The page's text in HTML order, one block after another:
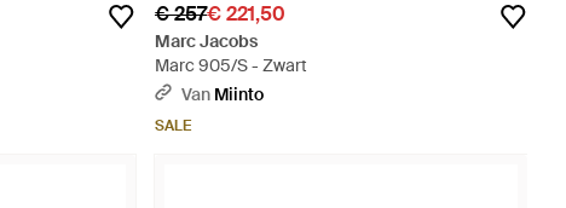
€ 257€ 221,50
Marc Jacobs
Marc 905/S - Zwart
Van Miinto
SALE